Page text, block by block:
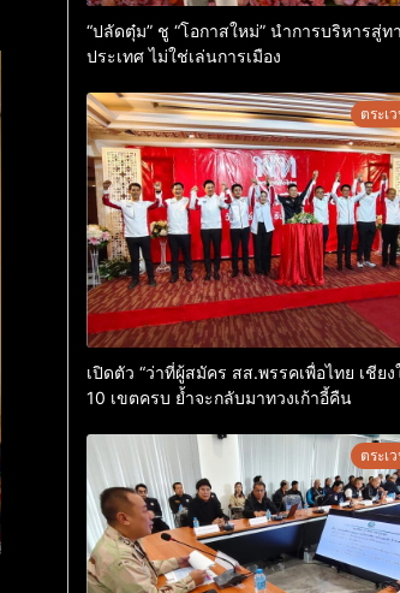
“ปลัดตุ๋ม” ชู “โอกาสใหม่” นำการบริหารสู่ท
ประเทศ ไม่ใช่เล่นการเมือง
ตระเ
เปิดตัว “ว่าที่ผู้สมัคร สส.พรรคเพื่อไทย เชียง
10 เขตครบ ย้ำจะกลับมาทวงเก้าอี้คืน
ตระเ